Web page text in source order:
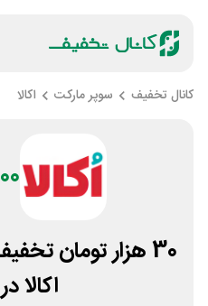
کانال تخفیف سوپر مارکت اکالا
30 هزار تومان
اکالا